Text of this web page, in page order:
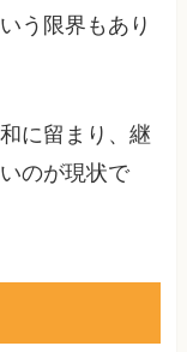
う限界もあり
に留まり、継
のが現状で